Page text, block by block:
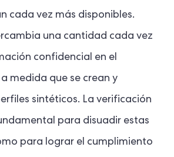
cada vez más disponibles.
una cantidad cada vez
confidencial en el
medida que se crean y
sintéticos. La verificación
para disuadir estas
para lograr el cumplimiento